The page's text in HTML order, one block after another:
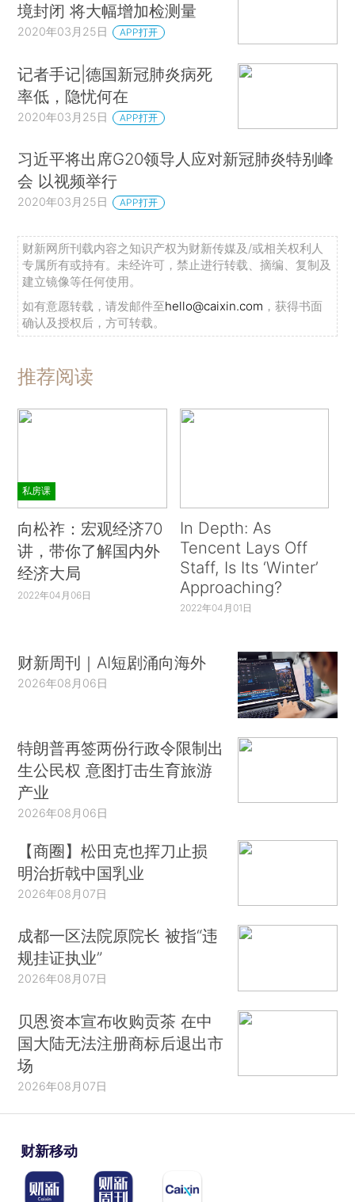
境封闭 将大幅增加检测量
2020年03月25日 APP打开
记者手记|德国新冠肺炎病死
率低，隐忧何在
2020年03月25日 APP打开
习近平将出席G20领导人应对新冠肺炎特别峰
会 以视频举行
2020年03月25日 APP打开
财新网所刊载内容之知识产权为财新传媒及/或相关权利人
专属所有或持有。未经许可，禁止进行转载、摘编、复制及
建立镜像等任何使用。
如有意愿转载，请发邮件至hello@caixin.com ，获得书面
确认及授权后，方可转载。
推荐阅读
私房课
向松祚：宏观经济70
讲，带你了解国内外
经济大局
2022年04月06日
In Depth: As
Tencent Lays Off
Staff, Is Its ‘Winter’
Approaching?
2022年04月01日
财新周刊｜AI短剧涌向海外
2026年08月06日
特朗普再签两份行政令限制出
生公民权 意图打击生育旅游
产业
2026年08月06日
【商圈】松田克也挥刀止损
明治折戟中国乳业
2026年08月07日
成都一区法院原院长 被指“违
规挂证执业”
2026年08月07日
贝恩资本宣布收购贡茶 在中
国大陆无法注册商标后退出市
场
2026年08月07日
财新移动